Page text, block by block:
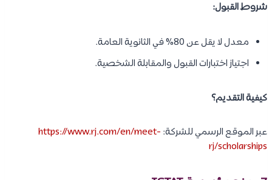
شروط القبول:
معدل لا يقل عن 80% في الثانوية العامة.
اجتياز اختبارات القبول والمقابلة الشخصية.
كيفية التقديم؟
عبر الموقع الرسمي للشركة: https://www.rj.com/en/meet-
rj/scholarships